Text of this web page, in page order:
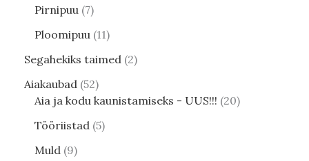
Pirnipuu 7
Ploomipuu 11
Segahekiks taimed 2
Aiakaubad 52
Aia ja kodu kaunistamiseks - UUS!!! 20
Tööriistad 5
Muld 9